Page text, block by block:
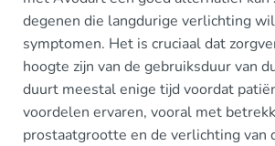
degenen die langdurige verlichting
symptomen. Het is cruciaal dat
hoogte zijn van de gebruiksduur van
duurt meestal enige tijd voordat
voordelen ervaren, vooral met
prostaatgrootte en de verlichting van